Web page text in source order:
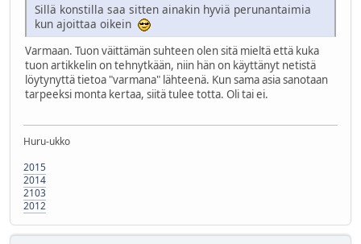
Sillä konstilla saa sitten ainakin hyviä perunantaimia
kun ajoittaa oikein
Varmaan. Tuon väittämän suhteen olen sitä mieltä että kuka
tuon artikkelin on tehnytkään, niin hän on käyttänyt netistä
löytynyttä tietoa "varmana" lähteenä. Kun sama asia sanotaan
tarpeeksi monta kertaa, siitä tulee totta. Oli tai ei.
Huru-ukko
2015
2014
2103
2012